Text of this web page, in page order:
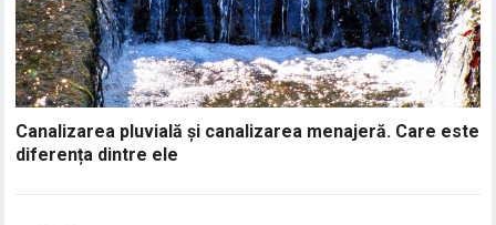
Canalizarea pluvială și canalizarea menajeră. Care este
diferența dintre ele